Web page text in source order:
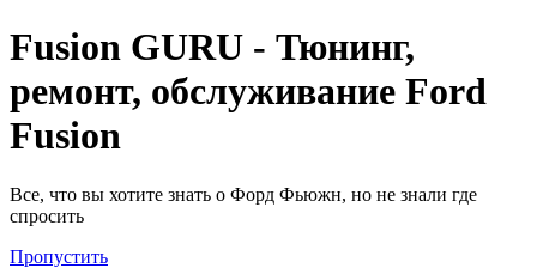
Fusion GURU - Тюнинг,
ремонт, обслуживание Ford
Fusion
Все, что вы хотите знать о Форд Фьюжн, но не знали где
спросить
Пропустить